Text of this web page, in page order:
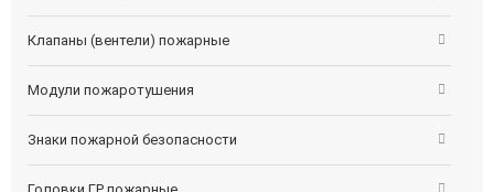
Клапаны (вентели) пожарные
Модули пожаротушения
Знаки пожарной безопасности